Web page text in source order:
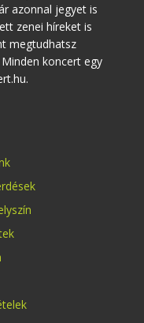
azonnal jegyet is
zenei híreket is
megtudhatsz
koncert egy